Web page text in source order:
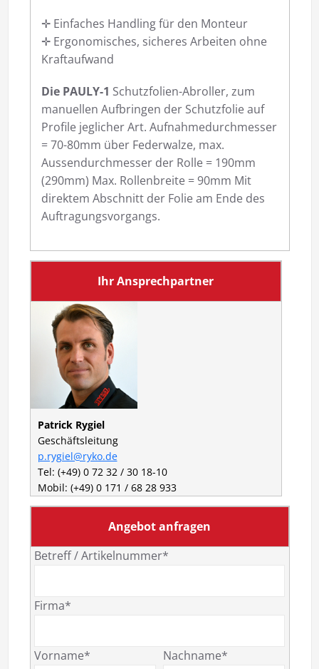
✛ Einfaches Handling für den Monteur
✛ Ergonomisches, sicheres Arbeiten ohne
Kraftaufwand
Die PAULY-1 Schutzfolien-Abroller, zum
manuellen Aufbringen der Schutzfolie auf
Profile jeglicher Art. Aufnahmedurchmesser
= 70-80mm über Federwalze, max.
Aussendurchmesser der Rolle = 190mm
(290mm) Max. Rollenbreite = 90mm Mit
direktem Abschnitt der Folie am Ende des
Auftragungsvorgangs.
Ihr Ansprechpartner
Patrick Rygiel
Geschäftsleitung
p.rygiel@ryko.de
Tel: (+49) 0 72 32 / 30 18-10
Mobil: (+49) 0 171 / 68 28 933
Angebot anfragen
Betreff / Artikelnummer*
Firma*
Vorname* Nachname*